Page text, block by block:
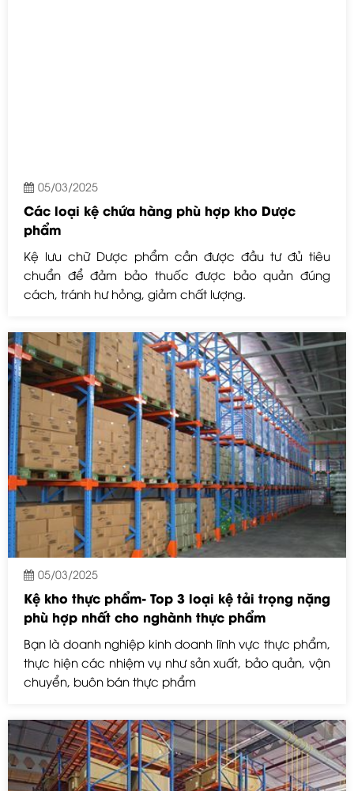
05/03/2025
Các loại kệ chứa hàng phù hợp kho Dược
phẩm
Kệ lưu chữ Dược phẩm cần được đầu tư đủ tiêu
chuẩn để đảm bảo thuốc được bảo quản đúng
cách, tránh hư hỏng, giảm chất lượng.
05/03/2025
Kệ kho thực phẩm- Top 3 loại kệ tải trọng nặng
phù hợp nhất cho nghành thực phẩm
Bạn là doanh nghiệp kinh doanh lĩnh vực thực phẩm,
thực hiện các nhiệm vụ như sản xuất, bảo quản, vận
chuyển, buôn bán thực phẩm